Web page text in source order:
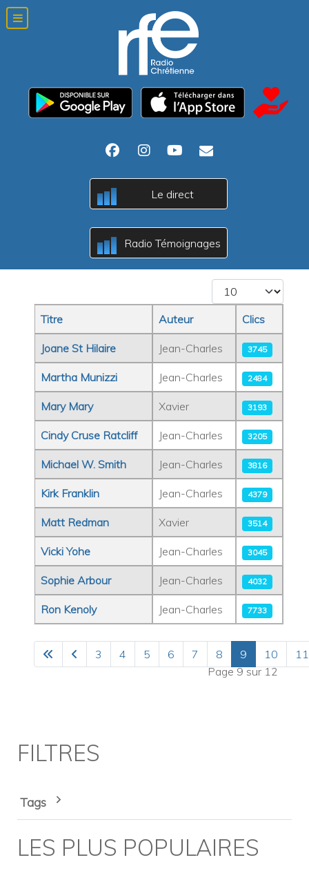
AB
c
Le direct
AB
c
Radio Témoignages
Afficher #
Articles
Titre Auteur Clics
Joane St Hilaire Jean-Charles 3745
Martha Munizzi Jean-Charles 2484
Mary Mary Xavier 3193
Cindy Cruse Ratcliff Jean-Charles 3205
Michael W. Smith Jean-Charles 3816
Kirk Franklin Jean-Charles 4379
Matt Redman Xavier 3514
Vicki Yohe Jean-Charles 3045
Sophie Arbour Jean-Charles 4032
Ron Kenoly Jean-Charles 7733
Page 9 sur 12
3 4 5 6 7 8 9 10 11
FILTRES
Tags
LES PLUS POPULAIRES